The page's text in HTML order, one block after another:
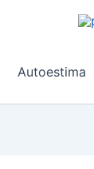
Autoestima